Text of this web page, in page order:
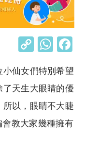
C
p
y
Li
n
W
at
s
A
p
仙女們特別希望
天生大眼睛的優
以，眼睛不大睫
會教大家幾種擁有